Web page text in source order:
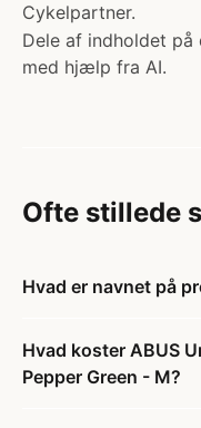
Cykelpartner.
Dele af indholdet
med hjælp fra AI.
Ofte stillede
Hvad er navnet på
Hvad koster ABUS
Pepper Green - M?